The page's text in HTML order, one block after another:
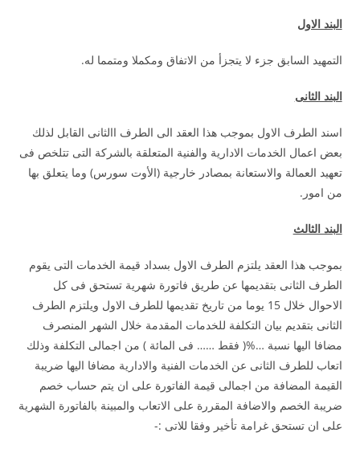
البند الاول
التمهيد السابق جزء لا يتجزأ من الاتفاق ومكملا ومتمما له.
البند الثانى
اسند الطرف الاول بموجب هذا العقد الى الطرف االثانى القابل لذلك
بعض اعمال الخدمات الادارية والفنية المتعلقة بالشركة التى تتلخص فى
تعهيد العمالة والاستعانة بمصادر خارجية (الأوت سورس) وما يتعلق بها
من امور.
البند الثالث
بموجب هذا العقد يلتزم الطرف الاول بسداد قيمة الخدمات التى يقوم
الطرف الثانى بتقديمها عن طريق فاتورة شهرية تستحق فى كل
الاحوال خلال 15 يوما من تاريخ تقديمها للطرف الاول ويلتزم الطرف
الثانى بتقديم بيان التكلفة للخدمات المقدمة خلال الشهر المنصرف
مضافا اليها نسبة …%( فقط …… فى المائة ) من اجمالى التكلفة وذلك
اتعاب للطرف الثانى عن الخدمات الفنية والادارية مضافا اليها ضريبة
القيمة المضافة من اجمالى قيمة الفاتورة على ان يتم حساب خصم
ضريبة الخصم والاضافة المقررة على الاتعاب والمبينة بالفاتورة الشهرية
على ان تستحق غرامة تأخير وفقا للاتى :-